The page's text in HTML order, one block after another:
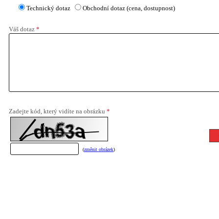
Technický dotaz Obchodní dotaz (cena, dostupnost)
Váš dotaz *
Zadejte kód, který vidíte na obrázku *
(změnit obrázek)